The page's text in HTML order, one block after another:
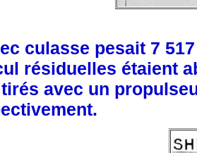
culasse pesait 7
résiduelles étaient
avec un